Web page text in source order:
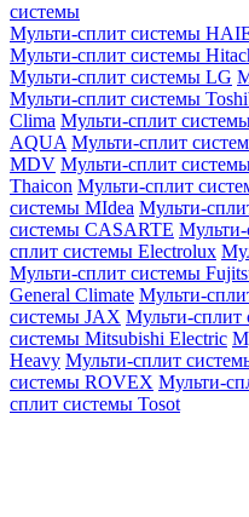
системы
Мульти-сплит системы
Мульти-сплит системы
Мульти-сплит системы LG
Мульти-сплит системы
Clima Мульти-сплит
AQUA Мульти-сплит
MDV Мульти-сплит
Thaicon Мульти-сплит
системы MIdea Мульти-
системы CASARTE
сплит системы Electrolux
Мульти-сплит системы
General Climate Мульти-
системы JAX Мульти-сплит
системы Mitsubishi Electric
Heavy Мульти-сплит
системы ROVEX Мульти-
сплит системы Tosot